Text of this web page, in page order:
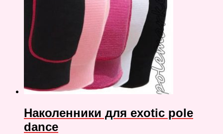
Наколенники для exotic pole
dance